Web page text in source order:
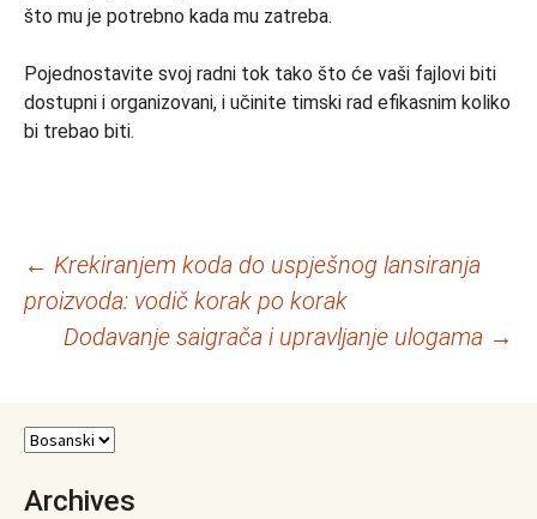
što mu je potrebno kada mu zatreba.
Pojednostavite svoj radni tok tako što će vaši fajlovi biti
dostupni i organizovani, i učinite timski rad efikasnim koliko
bi trebao biti.
Navigacija
članaka
← Krekiranjem koda do uspješnog lansiranja
proizvoda: vodič korak po korak
Dodavanje saigrača i upravljanje ulogama →
Archives